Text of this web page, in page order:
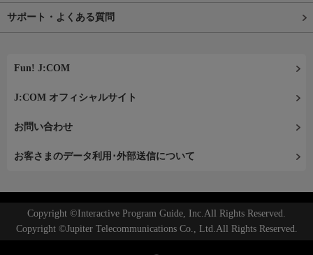
サポート・よくある質問
Fun! J:COM
J:COM オフィシャルサイト
お問い合わせ
お客さまのデータ利用･外部送信について
Copyright ©Interactive Program Guide, Inc.All Rights Reserved.
Copyright ©Jupiter Telecommunications Co., Ltd.All Rights Reserved.